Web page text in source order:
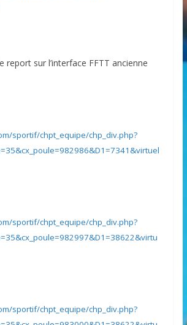
report sur l’interface FFTT ancienne
sportif/chpt_equipe/chp_div.php?
sportif/chpt_equipe/chp_div.php?
sportif/chpt_equipe/chp_div.php?